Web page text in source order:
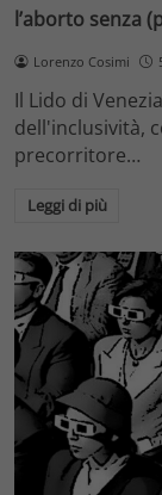
l’aborto senza
Lorenzo Cosimi
Il Lido di
dell'inclusività,
precorritore…
Leggi di più